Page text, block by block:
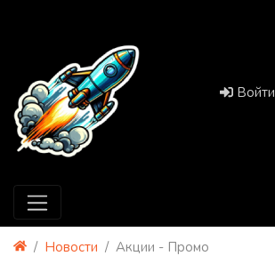
Войти
Новости Акции - Промо